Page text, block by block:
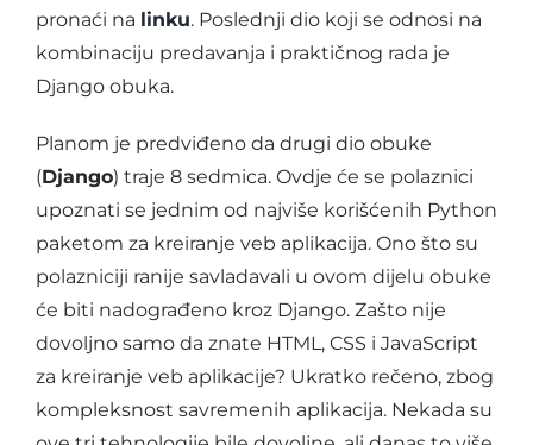
pronaći na linku. Poslednji dio koji se odnosi na
kombinaciju predavanja i praktičnog rada je
Django obuka.
Planom je predviđeno da drugi dio obuke
(Django) traje 8 sedmica. Ovdje će se polaznici
upoznati se jednim od najviše korišćenih Python
paketom za kreiranje veb aplikacija. Ono što su
polazniciji ranije savladavali u ovom dijelu obuke
će biti nadograđeno kroz Django. Zašto nije
dovoljno samo da znate HTML, CSS i JavaScript
za kreiranje veb aplikacije? Ukratko rečeno, zbog
kompleksnost savremenih aplikacija. Nekada su